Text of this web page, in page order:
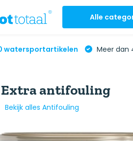
Alle
watersportartikelen Meer dan
antifouling
Bekijk alles Antifouling